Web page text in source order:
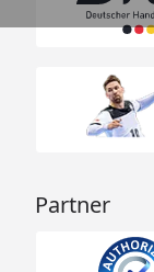
Partner